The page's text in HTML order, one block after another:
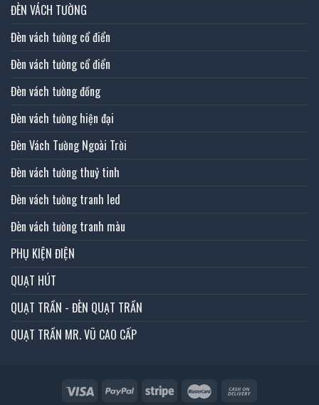
ĐÈN VÁCH TƯỜNG
Đèn vách tường cổ điển
Đèn vách tường cổ điển
Đèn vách tường đồng
Đèn vách tường hiện đại
Đèn Vách Tường Ngoài Trời
Đèn vách tường thuỷ tinh
Đèn vách tường tranh led
Đèn vách tường tranh màu
PHỤ KIỆN ĐIỆN
QUẠT HÚT
QUẠT TRẦN - ĐÈN QUẠT TRẦN
QUẠT TRẦN MR. VŨ CAO CẤP